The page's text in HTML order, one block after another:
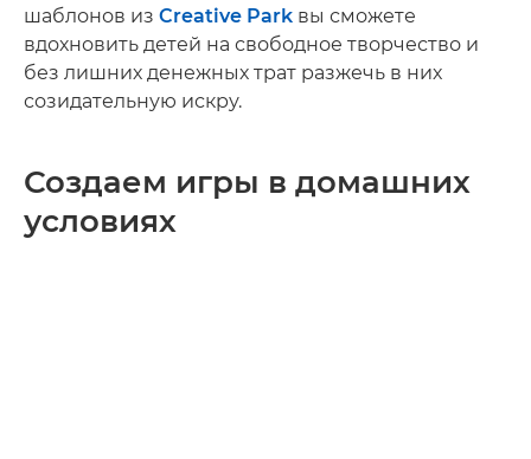
шаблонов из Creative Park вы сможете
вдохновить детей на свободное творчество и
без лишних денежных трат разжечь в них
созидательную искру.
Создаем игры в домашних
условиях